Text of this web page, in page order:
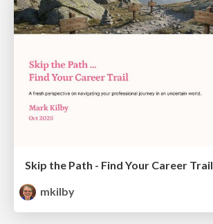
Skip the Path - Find Your Career Trail
mkilby